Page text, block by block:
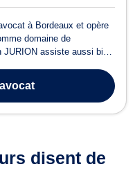
à Bordeaux et opère
domaine de
assiste aussi bien
rétention judiciaire,
disent de